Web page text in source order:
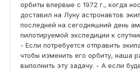
орбиты впервые с 1972 г., когда
доставил на Луну астронавтов
последней на сегодняшний день
пилотируемой экспедиции к
- Если потребуется отправить
чтобы изменить его орбиту, наша
выполнить эту задачу. - А если